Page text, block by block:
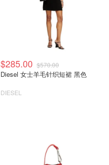
$285.00 $570.00
Diesel 女士羊毛针织短裙 黑色
DIESEL